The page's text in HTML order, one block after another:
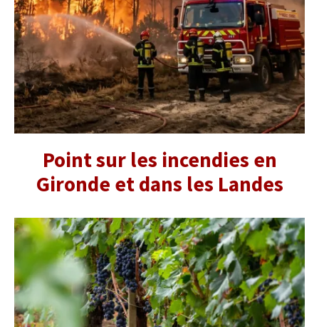
Point sur les incendies en
Gironde et dans les Landes